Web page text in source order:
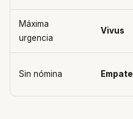
Máxima
urgencia
Vivus
Sin nómina Empate